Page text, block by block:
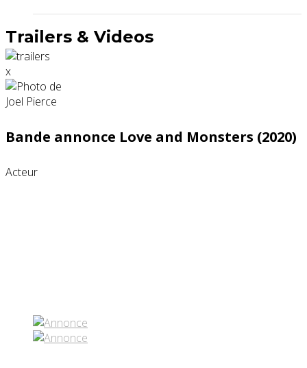
Trailers & Videos
x
Bande annonce Love and Monsters (2020)
Acteur